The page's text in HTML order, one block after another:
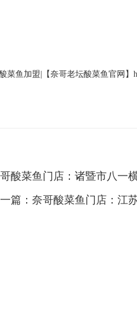
菜鱼加盟|【奈哥老坛酸菜鱼官网】
酸菜鱼门店：诸暨市八一
篇：奈哥酸菜鱼门店：江